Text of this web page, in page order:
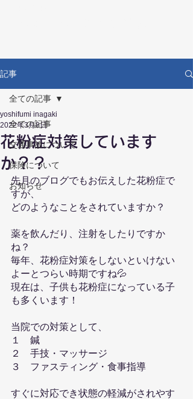
記事
全ての記事
交通事故について
保険について
お知らせ
全ての記事
花粉症対策しています
か？？
yoshifumi inagaki
2022年3月8日
先月のブログでもお伝えした花粉症で
すが、
どのようなことをされていますか？
薬を飲んだり、注射をしたりですか
ね？
毎年、花粉症対策をしないといけない
よーとつらい時期ですね💦
現在は、子供も花粉症になっている子
も多くいます！
当院での対策として、
１　鍼
２　手技・マッサージ
３　ファスティング・食事指導
すぐに対応でき状態の軽減がされやす